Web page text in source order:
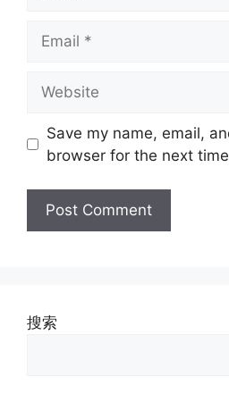
Save my name, email,
browser for the next
搜索